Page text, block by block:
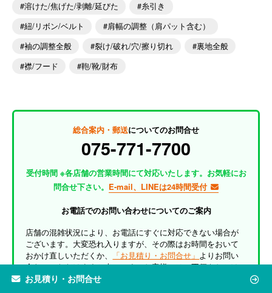
溶けた/焦げた/剥離/延びた
糸引き
紐/リボン/ベルト
肩幅の調整（肩パット含む）
袖の調整全般
裂け/破れ/穴/擦り切れ
裏地全般
襟/フード
鞄/靴/財布
総合案内・郵送についてのお問合せ
075-771-7700
受付時間 ※各店舗の営業時間にて対応いたします。お気軽にお
問合せ下さい。 E-mail、LINEは24時間受付
お電話でのお問い合わせについてのご案内
店舗の混雑状況により、お電話にすぐに対応できない場合が
ございます。大変恐れ入りますが、その際はお時間をおいて
おかけ直しいただくか、
「お見積り・お問合せ」 よりお問い
合わせいただけますと幸いです。お客様にはご不便をおかけ
いたしますが、何卒ご理解のほどよろしくお願い申し上げま
お見積り・お問合せ